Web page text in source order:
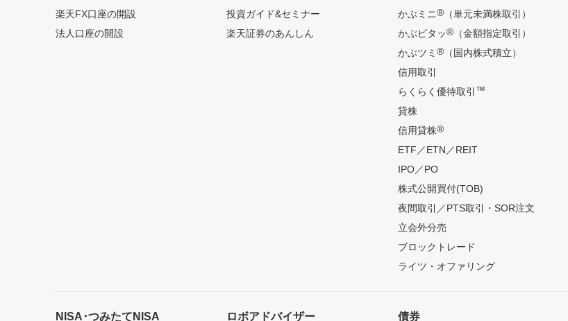
楽天FX口座の開設
法人口座の開設
投資ガイド&セミナー
楽天証券のあんしん
かぶミニ®（単元未満株取引）
かぶピタッ®（金額指定取引）
かぶツミ ®（国内株式積立）
信用取引
らくらく優待取引 ™
貸株
信用貸株®
ETF／ETN／REIT
IPO／PO
株式公開買付(TOB)
夜間取引／PTS取引・SOR注文
立会外分売
ブロックトレード
ライツ・オファリング
NISA･つみたてNISA ロボアドバイザー 債券